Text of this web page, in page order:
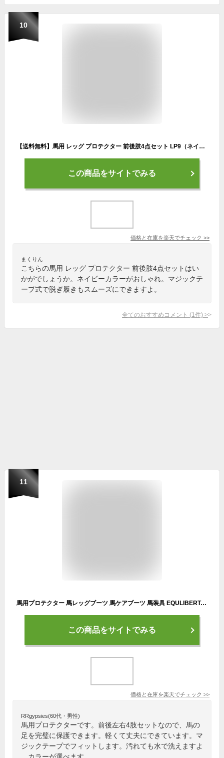
10
【送料無料】馬用 レッグ プロテクター 前後肢4点セット LP9（ネイビー） FULLサイズ | 乗馬 馬 馬具 乗馬用品 Klaus ホースブーツ 足用 前肢 後肢 前脚 後脚 前足 後足 肢 足 脚 テンドンブーツ サラブレッド フルサイズ ガード 紺 紺色 乗馬用 クラウス
この商品をサイトでみる
価格と在庫を楽天でチェック >>
まくりん
こちらの馬用 レッグ プロテクター 前後肢4点セットはい
かがでしょうか。ネイビーカラーがおしゃれ。マジックテ
ープ式で脱ぎ履きもスムーズにできますよ。
全てのおすすめコメント (1 件) >
11
馬用プロテクター 馬レッグブーツ 馬ケアブーツ 馬装具 EQULIBERTA プロト プロテクター（前後左右4肢セット）馬用 プロテクター 馬用 レッグブーツ ケアブーツ 馬用レッグプロテクター レッグプロテクター 乗馬用品 馬具 エクリベルタ 乗馬用品ジョセス
この商品をサイトでみる
価格と在庫を楽天でチェック >>
RRgypsies(60代・男性)
馬用プロテクターです。前後左右4肢セットなので、馬の
足を完璧に保護できます。軽くて丈夫にできています。マ
ジックテープでフィットします。汚れても水で洗えますよ